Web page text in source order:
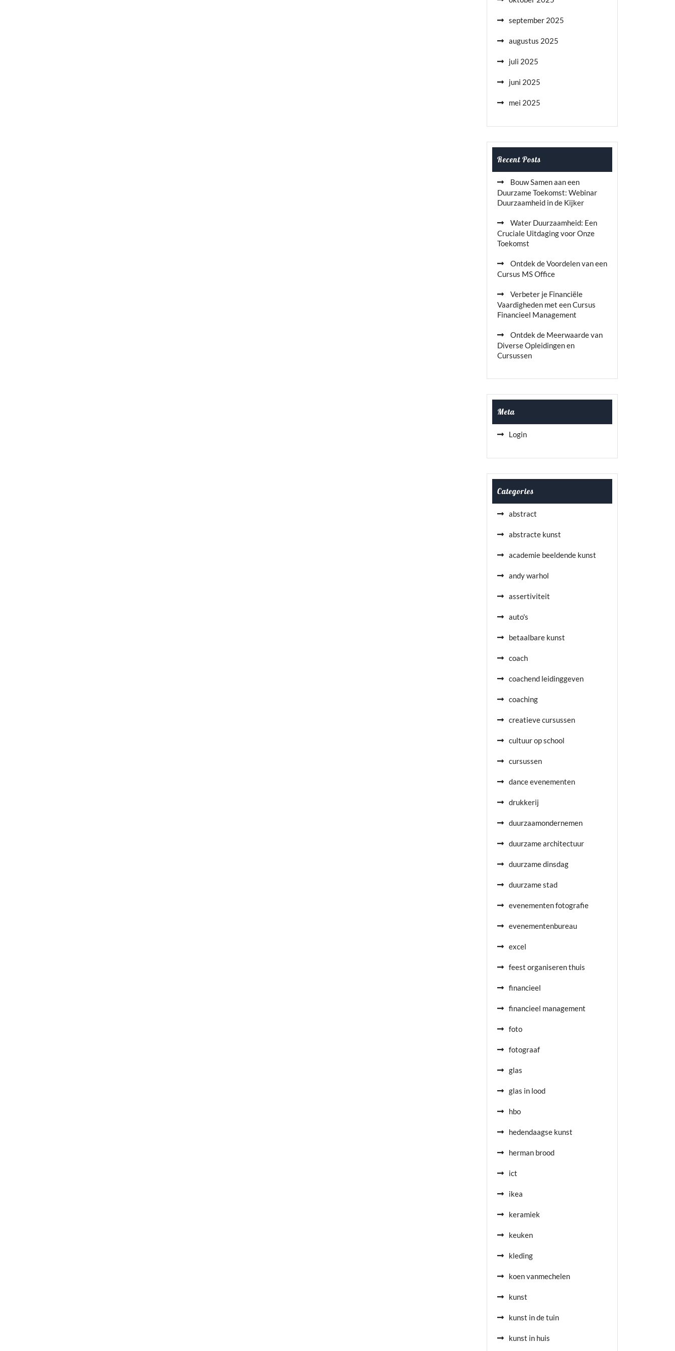
september 2025
augustus 2025
juli 2025
juni 2025
mei 2025
Recent Posts
Bouw Samen aan een
Duurzame Toekomst: Webinar
Duurzaamheid in de Kijker
Water Duurzaamheid: Een
Cruciale Uitdaging voor Onze
Toekomst
Ontdek de Voordelen van een
Cursus MS Office
Verbeter je Financiële
Vaardigheden met een Cursus
Financieel Management
Ontdek de Meerwaarde van
Diverse Opleidingen en
Cursussen
Meta
Login
Categories
abstract
abstracte kunst
academie beeldende kunst
andy warhol
assertiviteit
auto's
betaalbare kunst
coach
coachend leidinggeven
coaching
creatieve cursussen
cultuur op school
cursussen
dance evenementen
drukkerij
duurzaamondernemen
duurzame architectuur
duurzame dinsdag
duurzame stad
evenementen fotografie
evenementenbureau
excel
feest organiseren thuis
financieel
financieel management
foto
fotograaf
glas
glas in lood
hbo
hedendaagse kunst
herman brood
ict
ikea
keramiek
keuken
kleding
koen vanmechelen
kunst
kunst in de tuin
kunst in huis